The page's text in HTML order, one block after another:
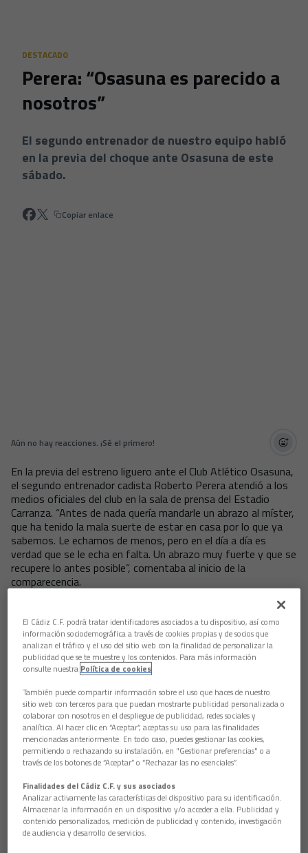
DESTACADO
Perera: “Osasuna es parecido a
nosotros”
El segundo entrenador de nuestro equipo habló
en la previa del choque ante Osasuna de este
sábado.
Copiar enlace
Aún no hay reacciones. ¡Sé el primero!
En la previa del estreno liguero ante el Club Atlético Osasuna,
el segundo entrenador cadista Roberto Perera atendió a los
medios oficiales del club en la sala de prensa del Estadio
Carranza. “Antes de nada quería mandarle un abrazo al míster,
que ha tenido la mala suerte de estar en casa por lo que ya
sabemos. Le echamos de menos, pero en el día a día es
verdad que se le echa en falta. Un abrazo muy fuerte y que se
recupere lo antes posible”, comentaba al inicio de la
comparecencia.
pretemporada accidentada con muchos contratiempos.
Todos los clubes estarán igual que nosotros porque nos está
tocando vivir algo extraño. Es cuestión de adaptarse, asumir
que la cosa está así y lógicamente tirar hacia adelante”.
Queda mucho mercado de fichajes por delante. “Todavía
faltan futbolistas por venir. Lo que hemos hablado con la
dirección deportiva y sabemos cómo está el mercado.
Tenemos lo que tenemos y con eso vamos a intentar hacer el
once más competitivo posible, como lo hemos hecho
siempre”.
Palabras para Osasuna. “Es un equipo que esta temporada
con su míster es muy intenso, muy agresivo, siempre intenta
robar en campo contrario. Defensa adelantada, peligrosos al
contraataque y a balón parado. Somos parecidos, aunque con
matices en la altura de defender, los espacios, pero en cuanto
a estilo somos muy parecidos”.
El Cádiz C.F. podrá tratar identificadores asociados a tu dispositivo, así como
información sociodemográfica a través de cookies propias y de socios que
analizan el tráfico y el uso del sitio web con la finalidad de personalizar la
publicidad que se te muestre y los contenidos. Para más información
consulte nuestra Política de cookies
También puede compartir información sobre el uso que haces de nuestro
sitio web con terceros para que puedan mostrarte publicidad personalizada o
colaborar con nosotros en el despliegue de publicidad, redes sociales y
analítica. Al hacer clic en “Aceptar”, aceptas su uso para las finalidades
mencionadas anteriormente. En todo caso, puedes gestionar las cookies,
permitiendo o rechazando su instalación, en "Gestionar preferencias" o a
través de los botones de “Aceptar” o “Rechazar las no esenciales”.
Finalidades del Cádiz C.F. y sus asociados
Analizar activamente las características del dispositivo para su identificación.
Almacenar la información en un dispositivo y/o acceder a ella. Publicidad y
contenido personalizados, medición de publicidad y contenido, investigación
de audiencia y desarrollo de servicios.